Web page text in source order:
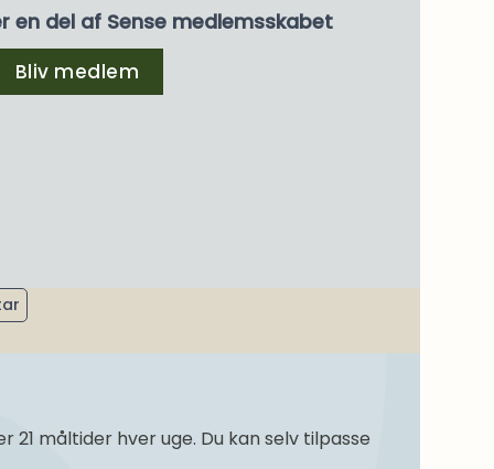
en del af Sense medlemsskabet
Bliv medlem
måltider hver uge. Du kan selv tilpasse